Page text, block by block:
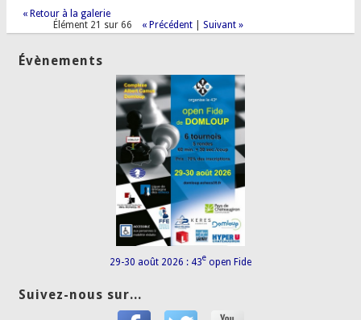
« Retour à la galerie
Élément 21 sur 66
« Précédent |Suivant »
Évènements
29-30 août 2026 : 43e open Fide
Suivez-nous sur...